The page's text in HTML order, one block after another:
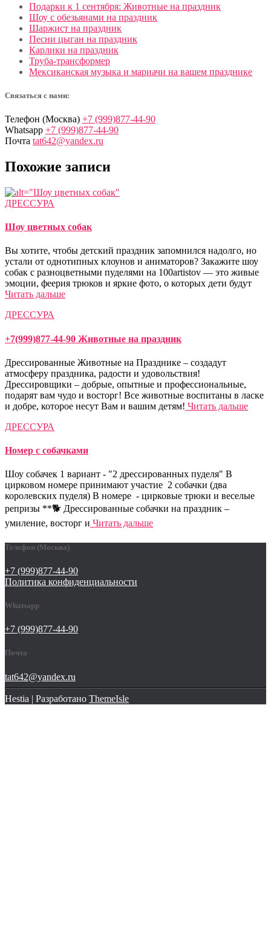
Подарки к 1 сентября: Животные на праздник
Шоу с обезьянами на праздник
Шаржист на праздник
Песни цыган на праздник
Карлики на праздник
Труба-трансформер
Мексиканская музыка и мариачи на вашем празднике
Связаться с нами:
Телефон (Москва) +7 (999)877-44-90
Whatsapp +7 (999)877-44-90
Почта tat642@yandex.ru
Похожие записи
ДРЕССУРА
Шоу цветных собак
Вы хотите, чтобы детский праздник запомнился надолго, но
устали от однотипных клоунов и аниматоров? Закажите шоу
собак с разноцветными пуделями на 100artistov — это живые
эмоции, феерия трюков и яркие фото, о которых дети будут
Читать дальше
ДРЕССУРА
+7(999)877-44-90 Животные на праздник
Дрессированные Животные на Празднике – создадут
атмосферу праздника, радости и удовольствия!
Дрессировщики – добрые, опытные и профессиональные,
подарят вам чудо и восторг! Все животные воспитаны в ласке
и добре, которое несут Вам и вашим детям! Читать дальше
ДРЕССУРА
Номер с собачками
Шоу собачек 1 вариант - "2 дрессированных пуделя" В
цирковом номере принимают участие 2 собачки (два
королевских пуделя) В номере - цирковые трюки и веселые
репризы **🐕 Дрессированные собачки на праздник –
умиление, восторг и Читать дальше
Телефон (Москва)
+7 (999)877-44-90
Политика конфиденциальности
Whatsapp
+7 (999)877-44-90
Почта
tat642@yandex.ru
Hestia | Разработано ThemeIsle